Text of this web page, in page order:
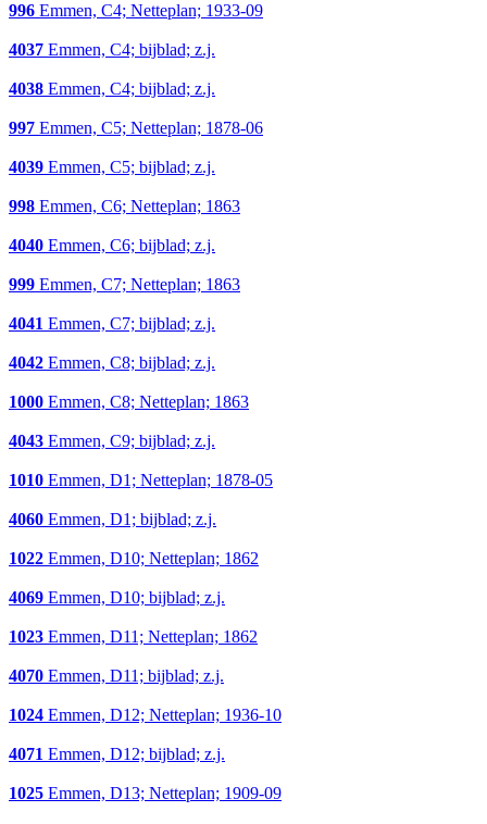
996 Emmen, C4; Netteplan; 1933-09
4037 Emmen, C4; bijblad; z.j.
4038 Emmen, C4; bijblad; z.j.
997 Emmen, C5; Netteplan; 1878-06
4039 Emmen, C5; bijblad; z.j.
998 Emmen, C6; Netteplan; 1863
4040 Emmen, C6; bijblad; z.j.
999 Emmen, C7; Netteplan; 1863
4041 Emmen, C7; bijblad; z.j.
4042 Emmen, C8; bijblad; z.j.
1000 Emmen, C8; Netteplan; 1863
4043 Emmen, C9; bijblad; z.j.
1010 Emmen, D1; Netteplan; 1878-05
4060 Emmen, D1; bijblad; z.j.
1022 Emmen, D10; Netteplan; 1862
4069 Emmen, D10; bijblad; z.j.
1023 Emmen, D11; Netteplan; 1862
4070 Emmen, D11; bijblad; z.j.
1024 Emmen, D12; Netteplan; 1936-10
4071 Emmen, D12; bijblad; z.j.
1025 Emmen, D13; Netteplan; 1909-09